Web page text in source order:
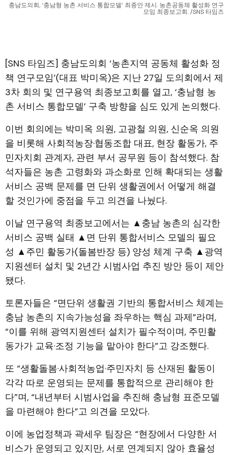
충남도의회, ‘충남형 농촌 서비스 통합모델’ 최종안 제시. 농촌공동체 활성화 연구
모임 최종보고회. /SNS 타임즈
[SNS 타임즈] 충남도의회 ‘농촌지역 공동체 활성화 정
책 연구모임’(대표 박미옥)은 지난 27일 도의회에서 제
3차 회의 및 연구용역 최종보고회를 열고, ‘충남형 농
촌 서비스 통합모델’ 구축 방향을 심도 있게 논의했다.
이번 회의에는 박미옥 의원, 고광철 의원, 신순옥 의원
을 비롯해 사회적농장·협동조합 대표, 현장 활동가, 주
민자치회 관계자, 관련 부서 공무원 등이 참석했다. 참
석자들은 농촌 고령화와 과소화로 인해 확대되는 생활
서비스 공백 문제를 면 단위 생활권에서 어떻게 해결
할 것인가에 중점을 두고 의견을 나눴다.
이날 연구용역 최종보고에서는 ▲충남 농촌의 심각한
서비스 공백 실태 ▲면 단위 통합서비스 모델의 필요
성 ▲주민 활동가(돌봄반장 등) 양성 체계 구축 ▲광역
지원센터 설치 및 2년간 시범사업 추진 방안 등이 제안
됐다.
토론자들은 “면단위 생활권 기반의 통합서비스 체계는
충남 농촌의 지속가능성을 좌우하는 핵심 과제”라며,
“이를 위해 광역지원센터 설치가 필수적이며, 주민활
동가가 교육·조정 기능을 맡아야 한다”고 강조했다.
또 “생활돌봄·사회적농업·주민자치 등 산재된 활동이
각각 따로 운영되는 문제를 통합적으로 관리해야 한
다”며, “내년부터 시범사업을 추진해 충남형 표준모델
을 마련해야 한다”고 의견을 모았다.
이에 농업정책과 곽세우 팀장은 “현장에서 다양한 서
비스가 운영되고 있지만, 서로 연계되지 않아 효율성